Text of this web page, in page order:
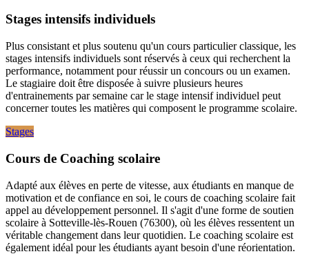
Stages intensifs individuels
Plus consistant et plus soutenu qu'un cours particulier classique, les
stages intensifs individuels sont réservés à ceux qui recherchent la
performance, notamment pour réussir un concours ou un examen.
Le stagiaire doit être disposée à suivre plusieurs heures
d'entrainements par semaine car le stage intensif individuel peut
concerner toutes les matières qui composent le programme scolaire.
Stages
Cours de Coaching scolaire
Adapté aux élèves en perte de vitesse, aux étudiants en manque de
motivation et de confiance en soi, le cours de coaching scolaire fait
appel au développement personnel. Il s'agit d'une forme de soutien
scolaire à Sotteville-lès-Rouen (76300), où les élèves ressentent un
véritable changement dans leur quotidien. Le coaching scolaire est
également idéal pour les étudiants ayant besoin d'une réorientation.